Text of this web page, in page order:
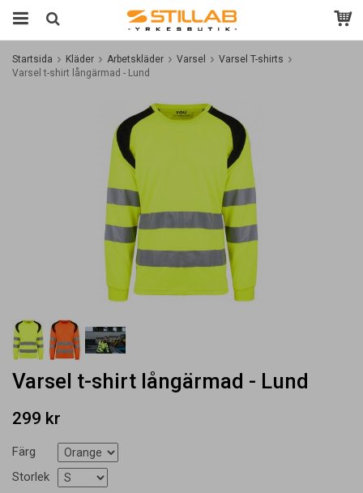
Startsida Kläder Arbetskläder Varsel
Varsel T-shirts
Varsel t-shirt långärmad - Lund
Varsel t-shirt långärmad - Lund
299 kr
Färg
Storlek